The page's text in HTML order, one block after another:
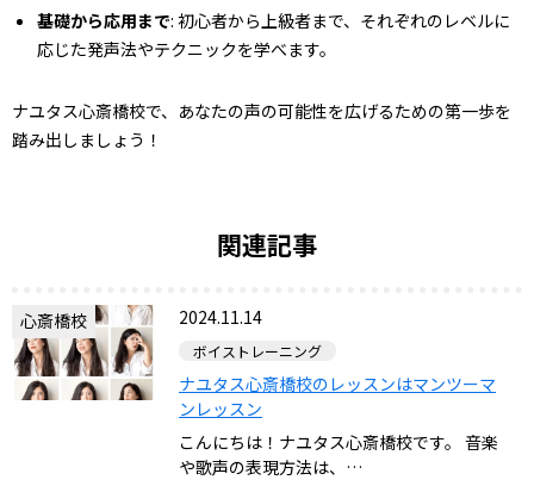
基礎から応用まで: 初心者から上級者まで、それぞれのレベルに
応じた発声法やテクニックを学べます。
ナユタス心斎橋校で、あなたの声の可能性を広げるための第一歩を
踏み出しましょう！
関連記事
心斎橋校 2024.11.14
ボイストレーニング
ナユタス心斎橋校のレッスンはマンツーマ
ンレッスン
こんにちは！ナユタス心斎橋校です。 音楽
や歌声の表現方法は、…